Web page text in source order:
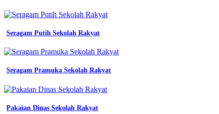
Lengan
Panjang
Abu
Abu
-
Smp
Program
Surakarta
Kaos
Seragam Putih Sekolah Rakyat
Seragam Pramuka Sekolah Rakyat
Pakaian Dinas Sekolah Rakyat